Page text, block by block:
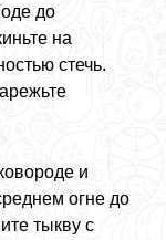
до
на
стечь.
и
огне до
тыкву с